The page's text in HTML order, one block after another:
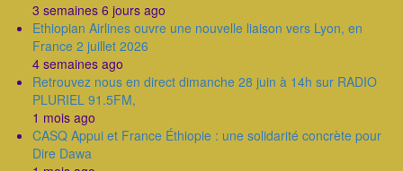
3 semaines 6 jours ago
Ethiopian Airlines ouvre une nouvelle liaison vers Lyon, en
France 2 juillet 2026
4 semaines ago
Retrouvez nous en direct dimanche 28 juin à 14h sur RADIO
PLURIEL 91.5FM,
1 mois ago
CASQ Appui et France Éthiopie : une solidarité concrète pour
Dire Dawa